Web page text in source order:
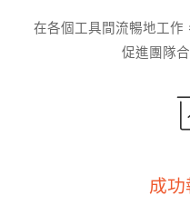
在各個工具間流暢地工作
促進團隊
成